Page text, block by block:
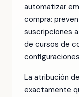
automatizar
compra:
suscripciones
de cursos de
La atribución
exactamente